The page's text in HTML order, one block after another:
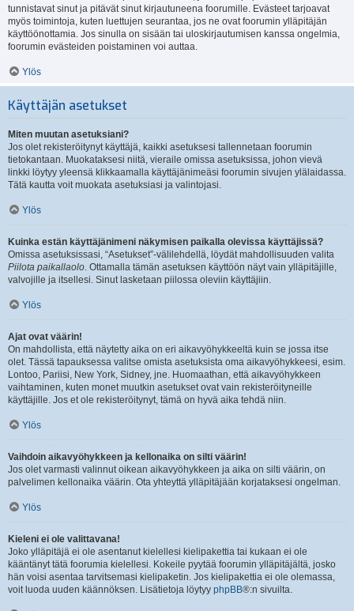
tunnistavat sinut ja pitävät sinut kirjautuneena foorumille. Evästeet tarjoavat
myös toimintoja, kuten luettujen seurantaa, jos ne ovat foorumin ylläpitäjän
käyttöönottamia. Jos sinulla on sisään tai uloskirjautumisen kanssa ongelmia,
foorumin evästeiden poistaminen voi auttaa.
Ylös
Käyttäjän asetukset
Miten muutan asetuksiani?
Jos olet rekisteröitynyt käyttäjä, kaikki asetuksesi tallennetaan foorumin
tietokantaan. Muokataksesi niitä, vieraile omissa asetuksissa, johon vievä
linkki löytyy yleensä klikkaamalla käyttäjänimeäsi foorumin sivujen ylälaidassa.
Tätä kautta voit muokata asetuksiasi ja valintojasi.
Ylös
Kuinka estän käyttäjänimeni näkymisen paikalla olevissa käyttäjissä?
Omissa asetuksissasi, “Asetukset”-välilehdellä, löydät mahdollisuuden valita
Piilota paikallaolo. Ottamalla tämän asetuksen käyttöön näyt vain ylläpitäjille,
valvojille ja itsellesi. Sinut lasketaan piilossa oleviin käyttäjiin.
Ylös
Ajat ovat väärin!
On mahdollista, että näytetty aika on eri aikavyöhykkeeltä kuin se jossa itse
olet. Tässä tapauksessa valitse omista asetuksista oma aikavyöhykkeesi, esim.
Lontoo, Pariisi, New York, Sidney, jne. Huomaathan, että aikavyöhykkeen
vaihtaminen, kuten monet muutkin asetukset ovat vain rekisteröityneille
käyttäjille. Jos et ole rekisteröitynyt, tämä on hyvä aika tehdä niin.
Ylös
Vaihdoin aikavyöhykkeen ja kellonaika on silti väärin!
Jos olet varmasti valinnut oikean aikavyöhykkeen ja aika on silti väärin, on
palvelimen kellonaika väärin. Ota yhteyttä ylläpitäjään korjataksesi ongelman.
Ylös
Kieleni ei ole valittavana!
Joko ylläpitäjä ei ole asentanut kielellesi kielipakettia tai kukaan ei ole
kääntänyt tätä foorumia kielellesi. Kokeile pyytää foorumin ylläpitäjältä, josko
hän voisi asentaa tarvitsemasi kielipaketin. Jos kielipakettia ei ole olemassa,
voit luoda uuden käännöksen. Lisätietoja löytyy phpBB®:n sivuilta.